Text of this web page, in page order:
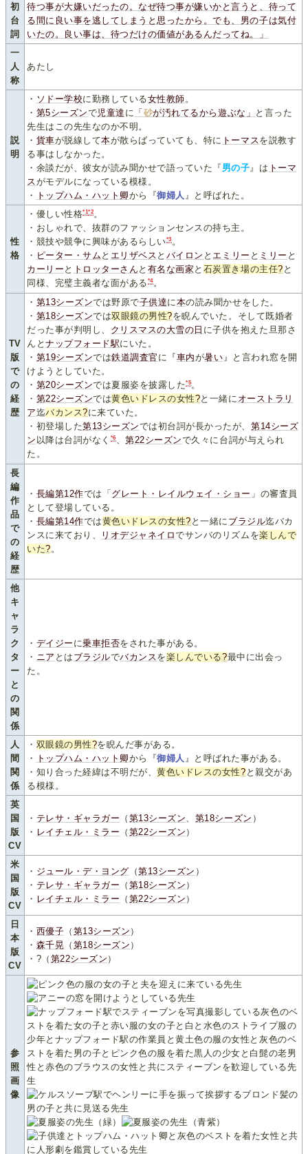
初
台
詞
待つ事が大嫌いだったの。なぜ待つ事が嫌いかと言うと、待って
る間に良い事を逃してしまうと思ったから。でも、男の子は気付
いたの。良い事は、待つだけの価値があるんだってね。」
一
人
称
あたし
説
明
・ ソドー学校に勤務している女性教師 。
・ 第5シーズンで児童達 に 「砂が汚れてるから遊ぶな」 と言った
先生はこの先生なのか不明。
・ 貨車が脱線して本が散らばっていても、特に トーマス を説教す
る事はしなかった。
・余談だが、彼女が読み聞かせで語っていた『 男の子 』は トーマ
ス がモデルになっている模様。
・
トップハム・ハット卿から『御婦人 』と呼ばれた。
性
格
・優しい性格*1*2。
・おしゃれで、抜群のファッションセンスの持ち主。
・競技や競争に興味があるらしい*3。
・ ピーター・サム と エリザベス と バイロン と エミリー と ミリー と
カーリー と トロッターさん と 有名な画家 と 石炭置き場の主任? と
同様、完璧主義者な面がある *4。
TV
版
で
の
経
歴
・ 第13シーズンでは野原で子供達に 本の読み聞かせをした。
・ 第18シーズンでは双眼鏡の男性?を睨んでいた。そして既婚者
だった事が判明し、 クリスマスの大雪の日 に子供を抱えた旦那さ
んとナップフォード駅にいた。
・ 第19シーズンでは鉄道調査官 に『車内が暑い 』と言われ窓を開
けようとしていた。
・ 第20シーズンでは夏服姿を披露した*5。
・ 第22シーズンでは黄色いドレスの女性?と一緒に オーストラリ
ア迄バカンス?に来ていた。
・初登場した第13シーズンでは初台詞が長かったが、第14シーズ
ン 以降は台詞がなく *6、第22シーズンで久々に台詞が与えられ
た。
長
編
作
品
で
の
経
歴
・ 長編第12作では「グレート・レイルウェイ・ショー 」の審査員
として登場している。
・ 長編第14作では黄色いドレスの女性? と一緒に ブラジル迄バカ
ンスに来ており、
リオデジャネイロでサンバのリズムを楽しんで
いた? 。
他
キ
ャ
ラ
ク
タ
ー
と
の
関
係
・ デイジー に乗車拒否をされた事がある。
・ ニア とは ブラジルでバカンス を楽しんでいる?最中に出会っ
た。
人
間
関
係
・ 双眼鏡の男性?を睨んだ事がある。
・
トップハム・ハット卿から『御婦人 』と呼ばれた事がある。
・知り合った経緯は不明だが、黄色いドレスの女性? と親交があ
る模様。
英
国
版
CV
・ テレサ・ギャラガー （ 第13シーズン 第18シーズン ）
・ レイチェル・ミラー （ 第22シーズン ）
米
国
版
CV
・ ジュール・デ・ヨング （第13シーズン ）
・ テレサ・ギャラガー （ 第18シーズン ）
・ レイチェル・ミラー （ 第22シーズン ）
日
本
版
CV
・ 西優子 （ 第13シーズン ）
・ 森千晃 （ 第18シーズン ）
・?（ 第22シーズン ）
参
照
画
像